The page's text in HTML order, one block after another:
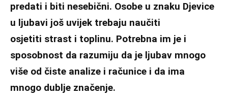
predati i biti nesebični. Osobe u znaku Djevice
u ljubavi još uvijek trebaju naučiti
osjetiti strast i toplinu. Potrebna im je i
sposobnost da razumiju da je ljubav mnogo
više od čiste analize i računice i da ima
mnogo dublje značenje.